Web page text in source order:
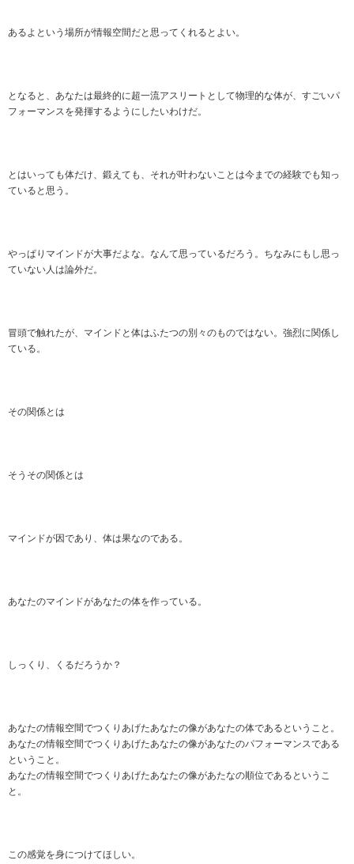
あるよという場所が情報空間だと思ってくれるとよい。
となると、あなたは最終的に超一流アスリートとして物理的な体が、すごいパ
フォーマンスを発揮するようにしたいわけだ。
とはいっても体だけ、鍛えても、それが叶わないことは今までの経験でも知っ
ていると思う。
やっぱりマインドが大事だよな。なんて思っているだろう。ちなみにもし思っ
ていない人は論外だ。
冒頭で触れたが、マインドと体はふたつの別々のものではない。強烈に関係し
ている。
その関係とは
そうその関係とは
マインドが因であり、体は果なのである。
あなたのマインドがあなたの体を作っている。
しっくり、くるだろうか？
あなたの情報空間でつくりあげたあなたの像があなたの体であるということ。
あなたの情報空間でつくりあげたあなたの像があなたのパフォーマンスである
ということ。
あなたの情報空間でつくりあげたあなたの像があたなの順位であるというこ
と。
この感覚を身につけてほしい。